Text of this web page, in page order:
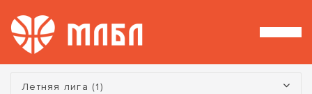
Турнир:
Летняя лига (1)